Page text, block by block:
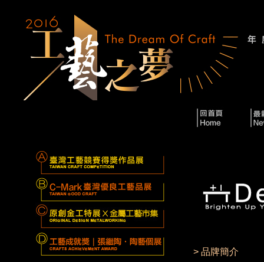
> 品牌簡介